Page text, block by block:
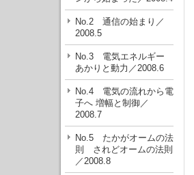
No.2 通信の始まり／
2008.5
No.3 電気エネルギー
あかりと動力／2008.6
No.4 電気の流れから電
子へ 増幅と制御／
2008.7
No.5 たかがオームの法
則 されどオームの法則
／2008.8